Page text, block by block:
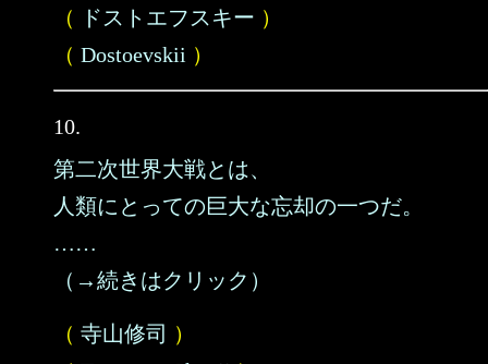
（ ドストエフスキー ）
（ Dostoevskii ）
10.
第二次世界大戦とは、
人類にとっての巨大な忘却の一つだ。
……
（→続きはクリック）
（ 寺山修司 ）